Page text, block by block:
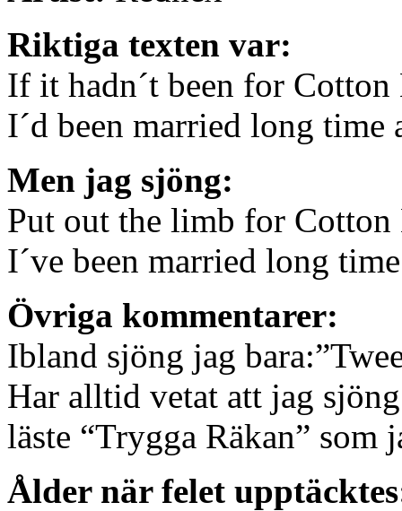
Riktiga texten var:
If it hadn´t been for Cotton
I´d been married long time
Men jag sjöng:
Put out the limb for Cotton
I´ve been married long
Övriga kommentarer:
Ibland sjöng jag
Har alltid vetat att jag
läste “Trygga Räkan”
Ålder när felet